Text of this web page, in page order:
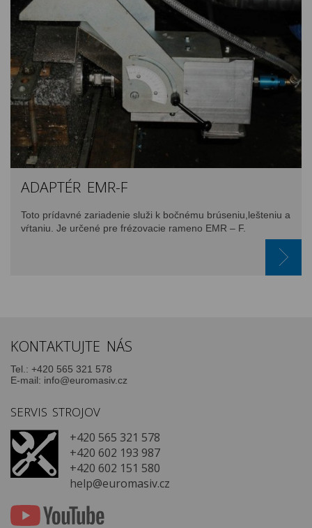
ADAPTÉR EMR-F
Toto prídavné zariadenie služi k bočnému brúseniu,lešteniu a
vŕtaniu. Je určené pre frézovacie rameno EMR – F.
KONTAKTUJTE NÁS
Tel.: +420 565 321 578
E-mail: info@euromasiv.cz
SERVIS STROJOV
+420 565 321 578
+420 602 193 987
+420 602 151 580
help@euromasiv.cz